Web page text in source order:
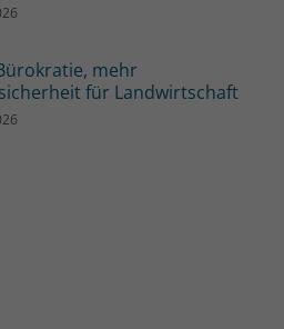
mehr
für Landwirtschaft